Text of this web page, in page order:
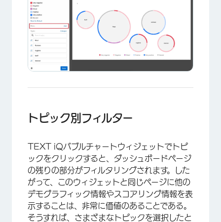
トピック別フィルター
TEXT iQバブルチャートウィジェットでトピ
ックをクリックすると、ダッシュボードページ
の残りの部分がフィルタリングされます。した
がって、このウィジェットと同じページに他の
デモグラフィック情報やスコアリング情報を表
示することは、非常に価値のあることである。
そうすれば、さまざまなトピックを選択したと